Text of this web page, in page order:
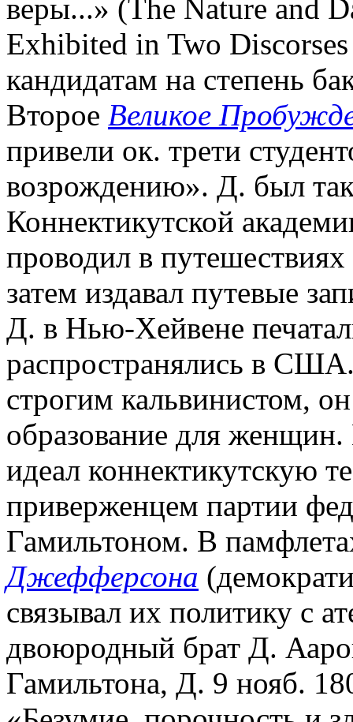
веры...» (The Nature and
Exhibited in Two
кандидатам на степень
Второе Великое
привели ок. трети
возрождению». Д. был
Коннектикутской
проводил в
затем издавал путевые
Д. в Нью-Хейвене
распространялись в
строгим кальвинистом,
образование для
идеал коннектикутскую
приверженцем партии
Гамильтоном. В
Джефферсона
связывал их политику с
двоюродный брат Д.
Гамильтона, Д. 9 нояб.